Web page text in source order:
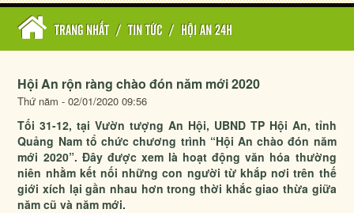
TRANG NHẤT / TIN TỨC / HỘI AN 24H
Hội An rộn ràng chào đón năm mới 2020
Thứ năm - 02/01/2020 09:56
Tối 31-12, tại Vườn tượng An Hội, UBND TP Hội An, tỉnh
Quảng Nam tổ chức chương trình “Hội An chào đón năm
mới 2020”. Đây được xem là hoạt động văn hóa thường
niên nhằm kết nối những con người từ khắp nơi trên thế
giới xích lại gần nhau hơn trong thời khắc giao thừa giữa
năm cũ và năm mới.